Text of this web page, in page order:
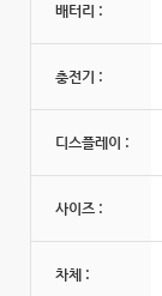
배터리 :
충전기 :
디스플레이 :
사이즈 :
차체 :